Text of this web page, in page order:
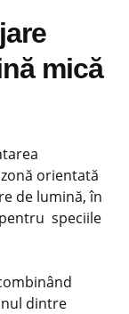
mică
orientată
de lumină, în
speciile
dintre